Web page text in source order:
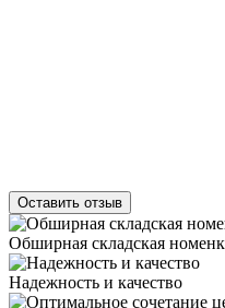
Оставить отзыв
Обширная складская
Надежность и качество